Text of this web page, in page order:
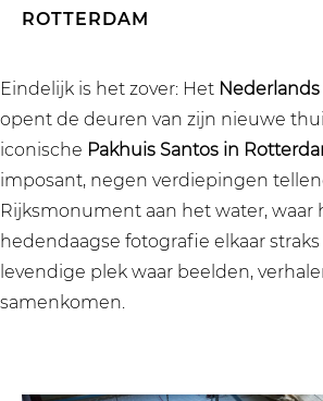
Eindelijk is het zover: Het
opent de deuren van zijn nieuwe
iconische Pakhuis Santos in
imposant, negen verdiepingen
Rijksmonument aan het water, waar
hedendaagse fotografie elkaar
levendige plek waar beelden,
samenkomen.
ROTTERDAM